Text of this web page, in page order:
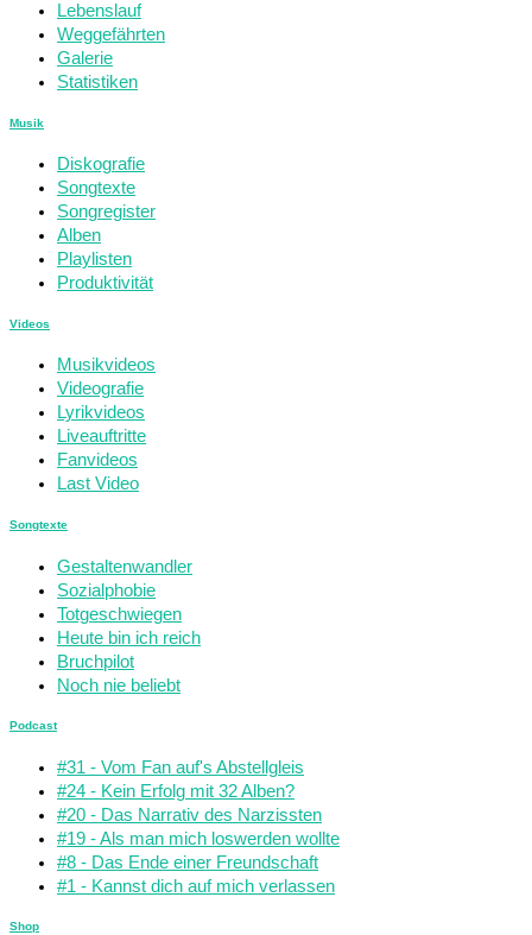
Lebenslauf
Weggefährten
Galerie
Statistiken
Musik
Diskografie
Songtexte
Songregister
Alben
Playlisten
Produktivität
Videos
Musikvideos
Videografie
Lyrikvideos
Liveauftritte
Fanvideos
Last Video
Songtexte
Gestaltenwandler
Sozialphobie
Totgeschwiegen
Heute bin ich reich
Bruchpilot
Noch nie beliebt
Podcast
#31 - Vom Fan auf's Abstellgleis
#24 - Kein Erfolg mit 32 Alben?
#20 - Das Narrativ des Narzissten
#19 - Als man mich loswerden wollte
#8 - Das Ende einer Freundschaft
#1 - Kannst dich auf mich verlassen
Shop